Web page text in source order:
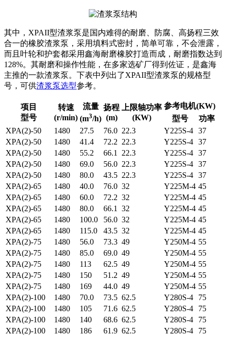
其中，XPAII型渣浆泵是国内难得的耐磨、防腐、高扬程三效
合一的橡胶渣浆泵，采用填料式密封，简单可靠，不会泄露，
而且叶轮和护套都采用鑫海耐磨橡胶打造而成，耐磨指数达到
128%。其耐磨和操作性能，在多家选矿厂得到佐证，是鑫海
主推的一款渣浆泵。下表中列出了XPAII型渣浆泵的规格型
号，可供渣浆泵选型参考。
项目
型号
转速
(r/min)
流量
(m3/h)
扬程
(m)
上限轴功率
(KW)
参考电机(KW)
型号
功率
XPA(2)-50
1480 27.5 76.0 22.3 Y225S-4 37
XPA(2)-50
1480 41.4 72.2 22.3 Y225S-4 37
XPA(2)-50
1480 55.2 66.1 22.3 Y225S-4 37
XPA(2)-50
1480 69.0 56.0 22.3 Y225S-4 37
XPA(2)-50
1480 80.0 43.5 22.3 Y225S-4 37
XPA(2)-65
1480 40.0 76.0 32 Y225M-4 45
XPA(2)-65
1480 60.0 72.2 32 Y225M-4 45
XPA(2)-65
1480 80.0 66.1 32 Y225M-4 45
XPA(2)-65
1480 100.0 56.0 32 Y225M-4 45
XPA(2)-65
1480 115.0 43.5 32 Y225M-4 45
XPA(2)-75
1480 56.0 73.3 49 Y250M-4 55
XPA(2)-75
1480 85.0 69.0 49 Y250M-4 55
XPA(2)-75
1480 113 62.5 49 Y250M-4 55
XPA(2)-75
1480 150 51.2 49 Y250M-4 55
XPA(2)-75
1480 169 44.0 49 Y250M-4 55
XPA(2)-100
1480 70.0 73.5 62.5 Y280S-4
75
XPA(2)-100
1480 105 71.6 62.5 Y280S-4
75
XPA(2)-100
1480 140 68.6 62.5 Y280S-4
75
XPA(2)-100
1480 186 61.9 62.5 Y280S-4
75